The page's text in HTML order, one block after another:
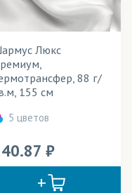
Люкс
88 г/
155 см
5 цветов